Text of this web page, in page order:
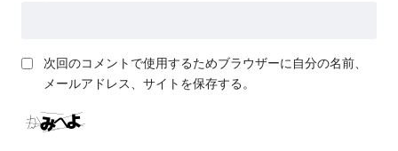
次回のコメントで使用するためブラウザーに自分の名前、
メールアドレス、サイトを保存する。